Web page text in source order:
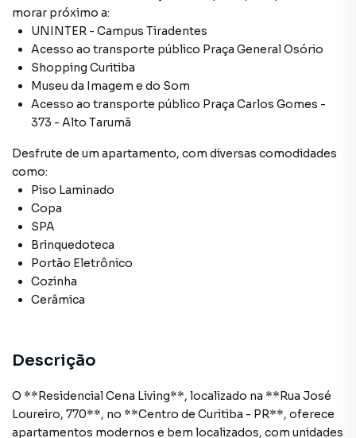
morar próximo a:
UNINTER - Campus Tiradentes
Acesso ao transporte público Praça General Osório
Shopping Curitiba
Museu da Imagem e do Som
Acesso ao transporte público Praça Carlos Gomes -
373 - Alto Tarumã
Desfrute de um apartamento, com diversas comodidades
como:
Piso Laminado
Copa
SPA
Brinquedoteca
Portão Eletrônico
Cozinha
Cerâmica
Descrição
O **Residencial Cena Living**, localizado na **Rua José
Loureiro, 770**, no **Centro de Curitiba - PR**, oferece
apartamentos modernos e bem localizados, com unidades